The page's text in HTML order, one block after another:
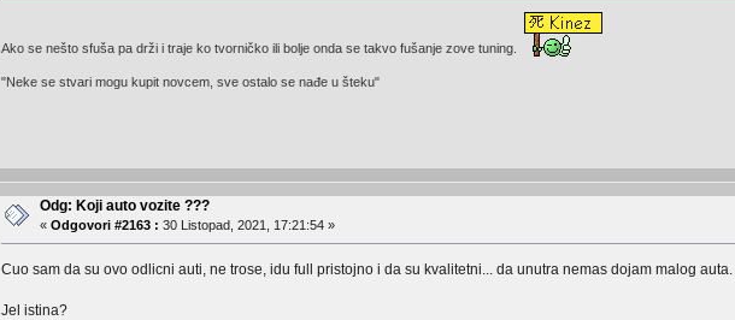
Ako se nešto sfuša pa drži i traje ko tvorničko ili bolje onda se takvo fušanje zove tuning.
"Neke se stvari mogu kupit novcem, sve ostalo se nađe u šteku"
Odg: Koji auto vozite ???
«Odgovori #2163 : 30 Listopad, 2021, 17:21:54 »
Cuo sam da su ovo odlicni auti, ne trose, idu full pristojno i da su kvalitetni... da unutra nemas dojam malog auta.
Jel istina?